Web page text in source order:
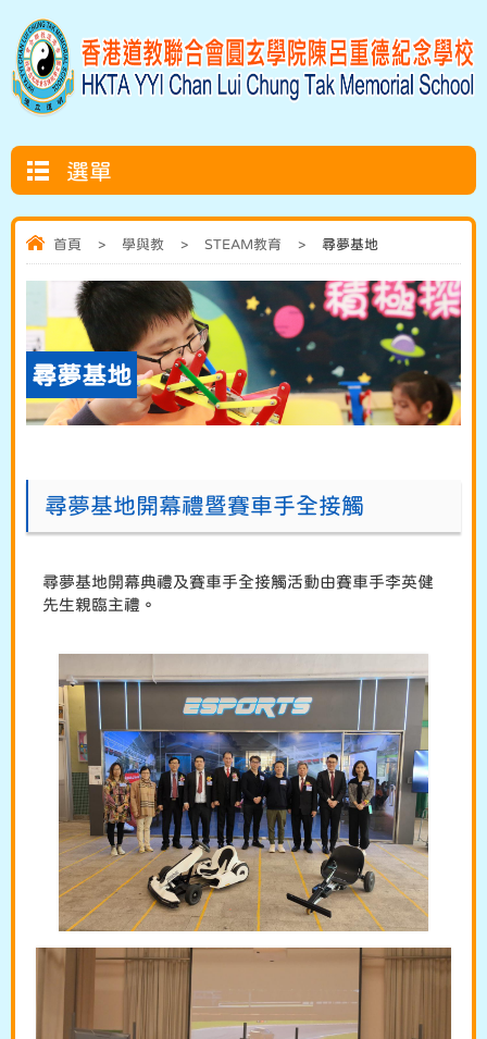
選單
首頁 > 學與教 > STEAM教育 > 尋夢基地
尋夢基地
尋夢基地開幕禮暨賽車手全接觸
尋夢基地開幕典禮及賽車手全接觸活動由賽車手李英健
先生親臨主禮。